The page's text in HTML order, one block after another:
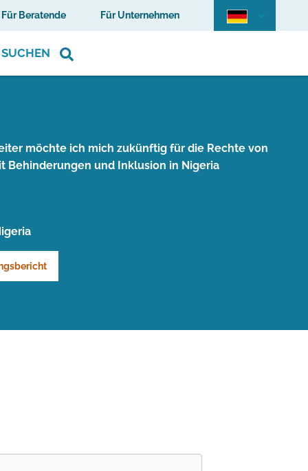
Für Beratende Für Unternehmen
SUCHEN
möchte ich mich zukünftig für die Rechte von
Behinderungen und Inklusion in Nigeria